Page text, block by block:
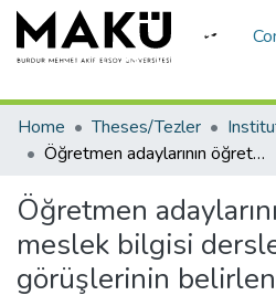
Home
Theses/Tezler
Öğretmen adaylarının öğretmenlik meslek bilgisi derslerine ilişkin görüşlerinin belirlenmesi
Öğretmen
meslek bilgisi
görüşlerinin